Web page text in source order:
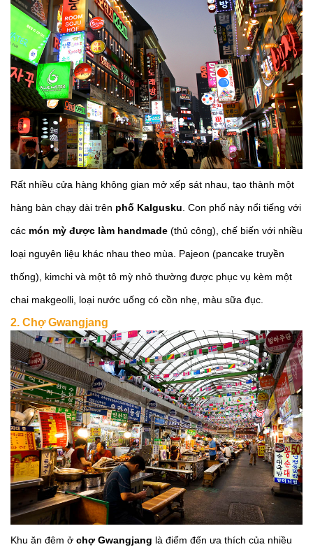
Rất nhiều cửa hàng không gian mở xếp sát nhau, tạo thành một
hàng bàn chạy dài trên phố Kalgusku. Con phố này nổi tiếng với
các món mỳ được làm handmade (thủ công), chế biến với nhiều
loại nguyên liệu khác nhau theo mùa. Pajeon (pancake truyền
thống), kimchi và một tô mỳ nhỏ thường được phục vụ kèm một
chai makgeolli, loại nước uống có cồn nhẹ, màu sữa đục.
2. Chợ Gwangjang
Khu ăn đêm ở chợ Gwangjang là điểm đến ưa thích của nhiều